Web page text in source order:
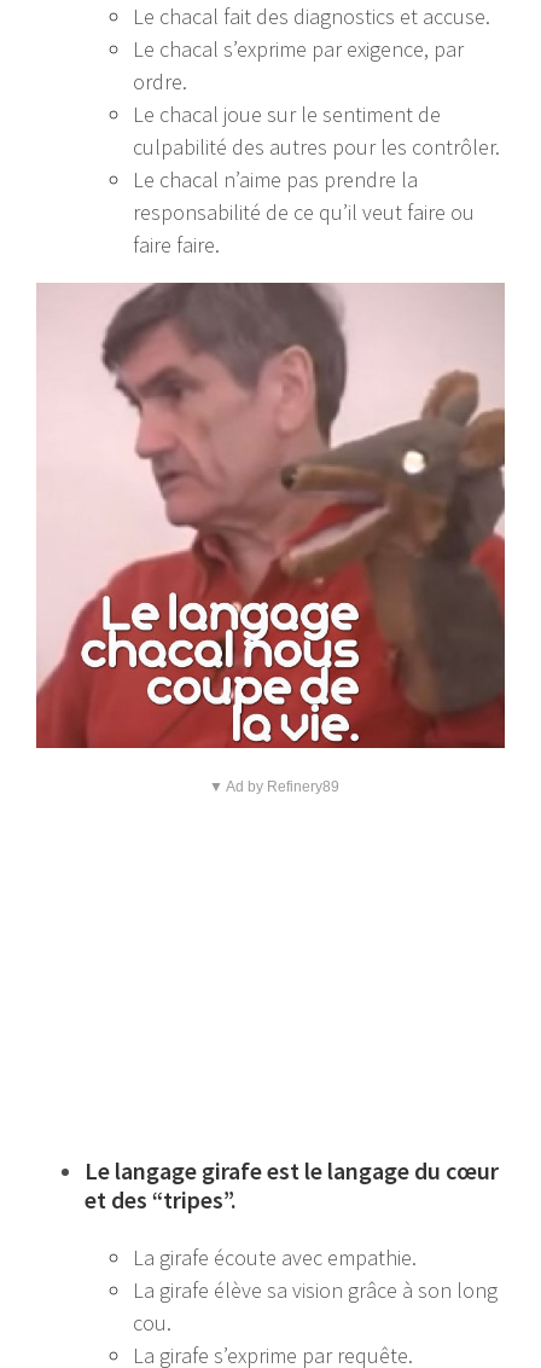
Le chacal fait des diagnostics et accuse.
Le chacal s’exprime par exigence, par
ordre.
Le chacal joue sur le sentiment de
culpabilité des autres pour les contrôler.
Le chacal n’aime pas prendre la
responsabilité de ce qu’il veut faire ou
faire faire.
▼ Ad by Refinery89
Le langage girafe est le langage du cœur
et des “tripes”.
La girafe écoute avec empathie.
La girafe élève sa vision grâce à son long
cou.
La girafe s’exprime par requête.